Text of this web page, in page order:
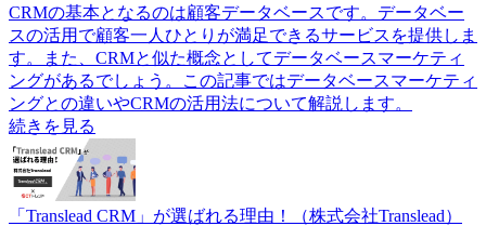
CRMの基本となるのは顧客データベースです。データベー
スの活用で顧客一人ひとりが満足できるサービスを提供しま
す。また、CRMと似た概念としてデータベースマーケティ
ングがあるでしょう。この記事ではデータベースマーケティ
ングとの違いやCRMの活用法について解説します。
続きを見る
「Translead CRM」が選ばれる理由！（株式会社Translead）